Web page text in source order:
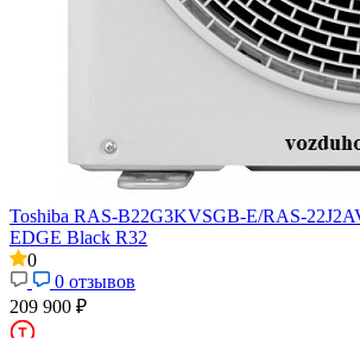
Toshiba RAS-B22G3KVSGB-E/RAS-
EDGE Black R32
0
0 отзывов
209 900 ₽